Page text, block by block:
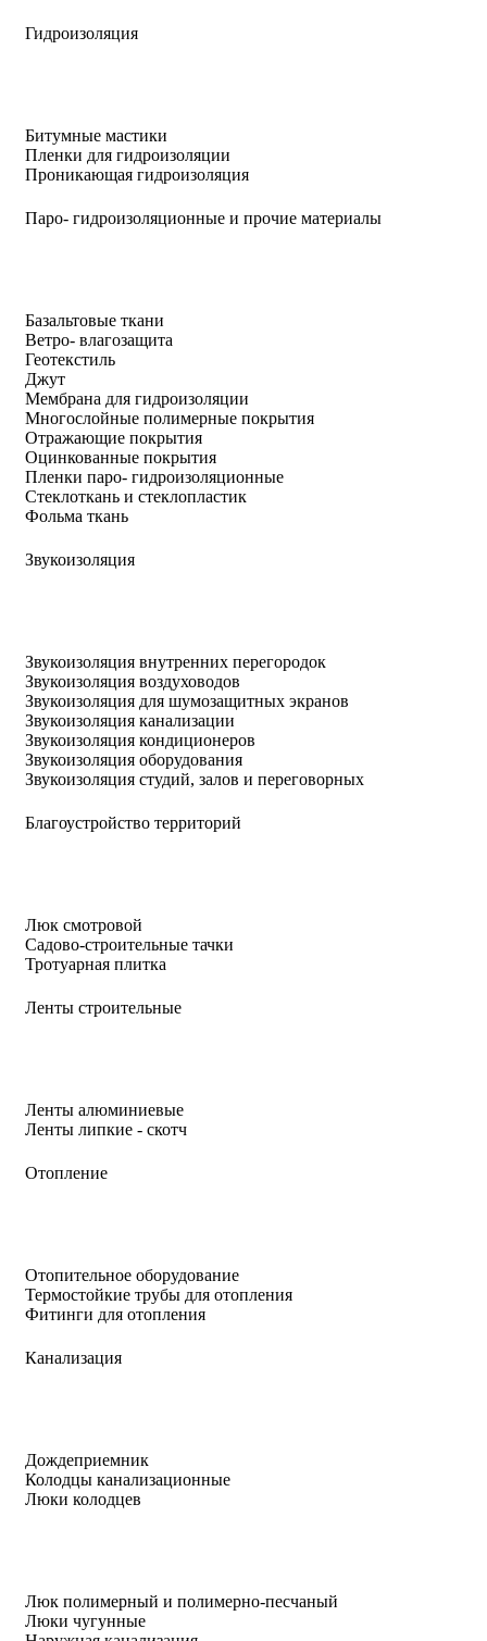
Гидроизоляция
Битумные мастики
Пленки для гидроизоляции
Проникающая гидроизоляция
Паро- гидроизоляционные и прочие материалы
Базальтовые ткани
Ветро- влагозащита
Геотекстиль
Джут
Мембрана для гидроизоляции
Многослойные полимерные покрытия
Отражающие покрытия
Оцинкованные покрытия
Пленки паро- гидроизоляционные
Стеклоткань и стеклопластик
Фольма ткань
Звукоизоляция
Звукоизоляция внутренних перегородок
Звукоизоляция воздуховодов
Звукоизоляция для шумозащитных экранов
Звукоизоляция канализации
Звукоизоляция кондиционеров
Звукоизоляция оборудования
Звукоизоляция студий, залов и переговорных
Благоустройство территорий
Люк смотровой
Садово-строительные тачки
Тротуарная плитка
Ленты строительные
Ленты алюминиевые
Ленты липкие - скотч
Отопление
Отопительное оборудование
Термостойкие трубы для отопления
Фитинги для отопления
Канализация
Дождеприемник
Колодцы канализационные
Люки колодцев
Люк полимерный и полимерно-песчаный
Люки чугунные